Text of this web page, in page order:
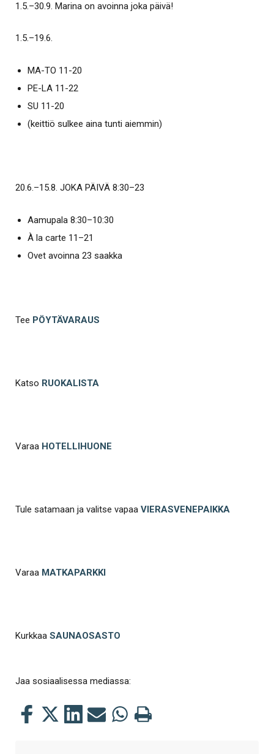
1.5.–30.9. Marina on avoinna joka päivä!
1.5.–19.6.
MA-TO 11-20
PE-LA 11-22
SU 11-20
(keittiö sulkee aina tunti aiemmin)
20.6.–15.8. JOKA PÄIVÄ 8:30–23
Aamupala 8:30–10:30
À la carte 11–21
Ovet avoinna 23 saakka
Tee PÖYTÄVARAUS
Katso RUOKALISTA
Varaa HOTELLIHUONE
Tule satamaan ja valitse vapaa VIERASVENEPAIKKA
Varaa MATKAPARKKI
Kurkkaa SAUNAOSASTO
Jaa sosiaalisessa mediassa:
Jaa
Jaa
Jaa Jaa Jaa Tulosta